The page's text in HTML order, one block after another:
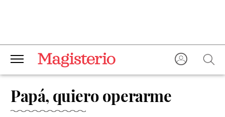
Papá, quiero operarme